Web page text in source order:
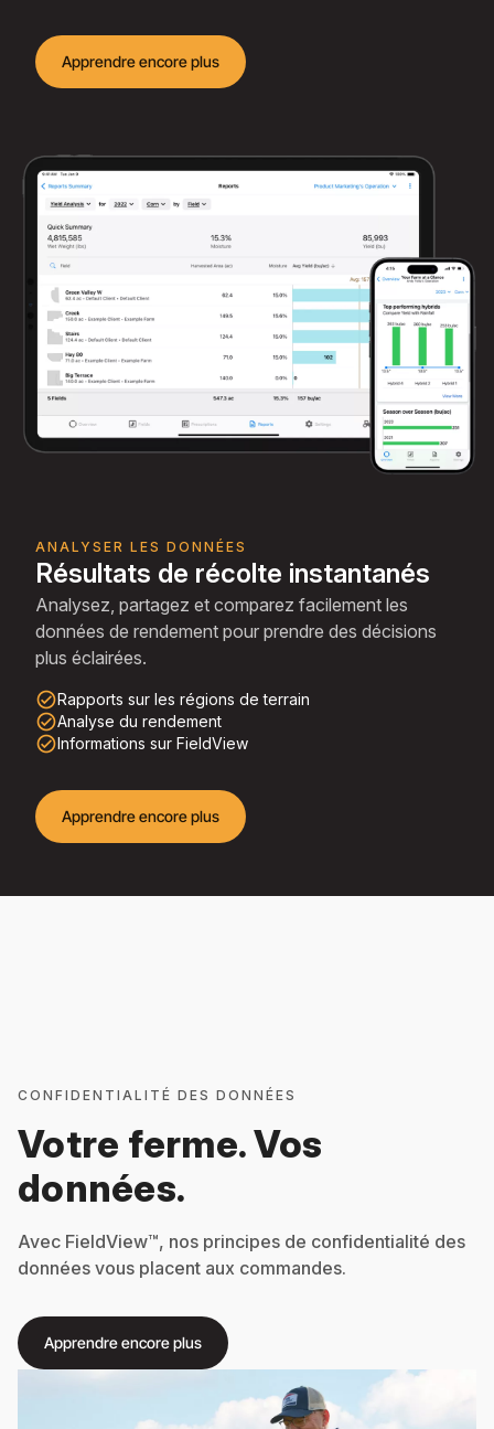
Apprendre encore plus
ANALYSER LES DONNÉES
Résultats de récolte instantanés
Analysez, partagez et comparez facilement les
données de rendement pour prendre des décisions
plus éclairées.
check_circle_outlineRapports sur les régions de terrain
check_circle_outlineAnalyse du rendement
check_circle_outlineInformations sur FieldView
Apprendre encore plus
CONFIDENTIALITÉ DES DONNÉES
Votre ferme. Vos
données.
Avec FieldView™, nos principes de confidentialité des
données vous placent aux commandes.
Apprendre encore plus